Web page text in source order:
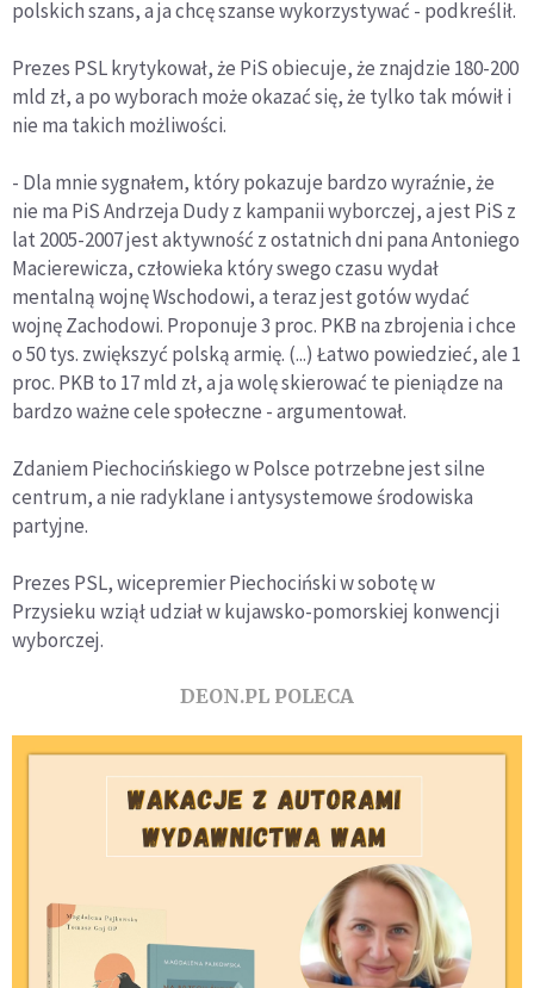
polskich szans, a ja chcę szanse wykorzystywać - podkreślił.
Prezes PSL krytykował, że PiS obiecuje, że znajdzie 180-200
mld zł, a po wyborach może okazać się, że tylko tak mówił i
nie ma takich możliwości.
- Dla mnie sygnałem, który pokazuje bardzo wyraźnie, że
nie ma PiS Andrzeja Dudy z kampanii wyborczej, a jest PiS z
lat 2005-2007 jest aktywność z ostatnich dni pana Antoniego
Macierewicza, człowieka który swego czasu wydał
mentalną wojnę Wschodowi, a teraz jest gotów wydać
wojnę Zachodowi. Proponuje 3 proc. PKB na zbrojenia i chce
o 50 tys. zwiększyć polską armię. (...) Łatwo powiedzieć, ale 1
proc. PKB to 17 mld zł, a ja wolę skierować te pieniądze na
bardzo ważne cele społeczne - argumentował.
Zdaniem Piechocińskiego w Polsce potrzebne jest silne
centrum, a nie radyklane i antysystemowe środowiska
partyjne.
Prezes PSL, wicepremier Piechociński w sobotę w
Przysieku wziął udział w kujawsko-pomorskiej konwencji
wyborczej.
DEON.PL POLECA